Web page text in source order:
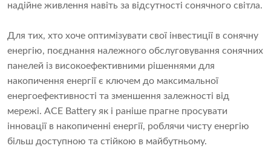
надійне живлення навіть за відсутності сонячного світла.
Для тих, хто хоче оптимізувати свої інвестиції в сонячну
енергію, поєднання належного обслуговування сонячних
панелей із високоефективними рішеннями для
накопичення енергії є ключем до максимальної
енергоефективності та зменшення залежності від
мережі. ACE Battery як і раніше прагне просувати
інновації в накопиченні енергії, роблячи чисту енергію
більш доступною та стійкою в майбутньому.